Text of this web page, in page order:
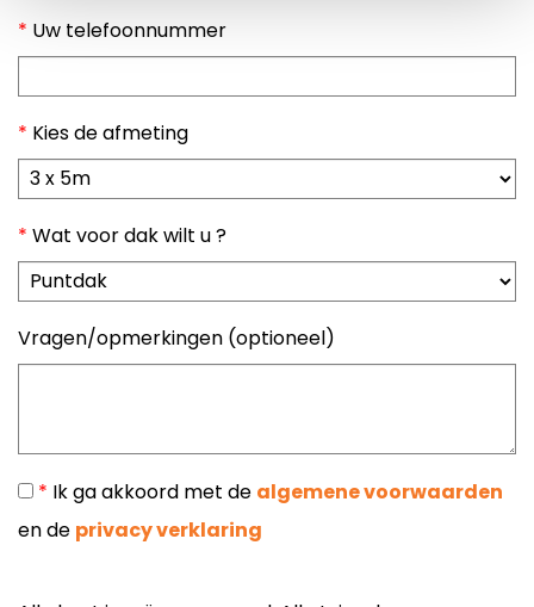
* Uw telefoonnummer
* Kies de afmeting
* Wat voor dak wilt u ?
Vragen/opmerkingen (optioneel)
* Ik ga akkoord met de algemene voorwaarden
en de privacy verklaring